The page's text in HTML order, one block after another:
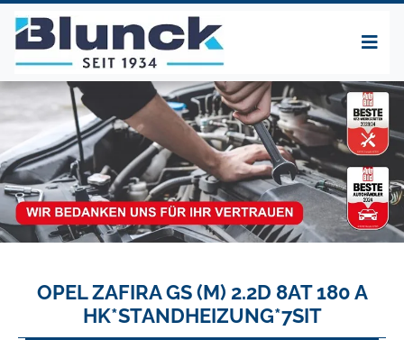
OPEL ZAFIRA GS (M) 2.2D 8AT 180 A
HK*STANDHEIZUNG*7SIT